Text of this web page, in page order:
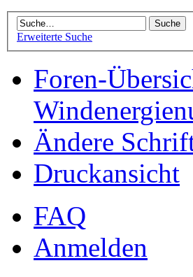
Erweiterte Suche
Foren-
Ändere
Druckansicht
FAQ
Anmelden